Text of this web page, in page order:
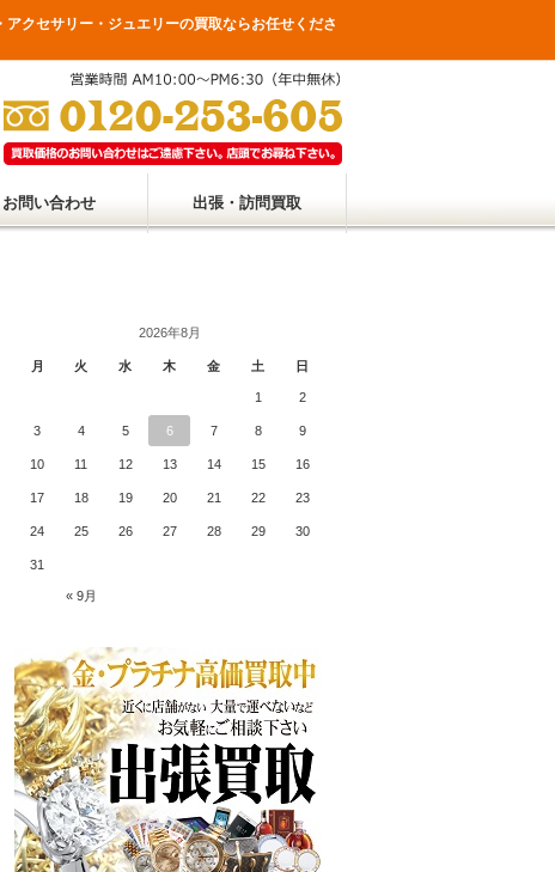
クセサリー・ジュエリーの買取ならお任せくださ
お問い合わせ 出張・訪問買取
2026年8月
月 火 水 木 金 土 日
« 9月
1 2
3 4 5 6 7 8 9
10 11 12 13 14 15 16
17 18 19 20 21 22 23
24 25 26 27 28 29 30
31